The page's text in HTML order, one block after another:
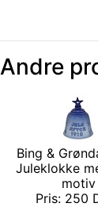
Andre
Bing &
Juleklokke
motiv
Pris: 250